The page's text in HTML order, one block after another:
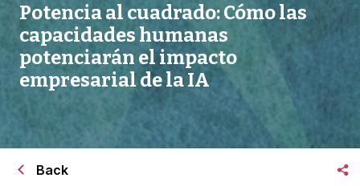
Potencia al cuadrado: Cómo las
capacidades humanas
potenciarán el impacto
empresarial de la IA
Back